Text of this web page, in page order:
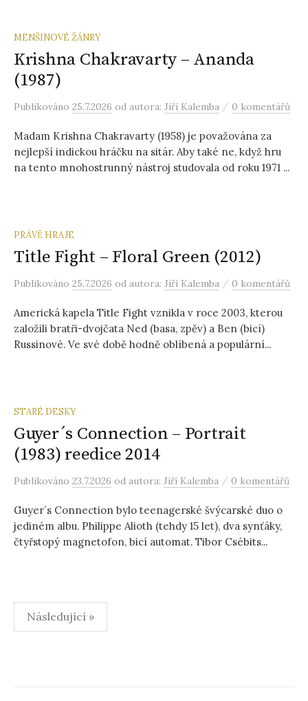
MENŠINOVÉ ŽÁNRY
Krishna Chakravarty – Ananda
(1987)
Publikováno 25.7.2026 od autora: Jiří Kalemba / 0 komentářů
Madam Krishna Chakravarty (1958) je považována za
nejlepší indickou hráčku na sitár. Aby také ne, když hru
na tento mnohostrunný nástroj studovala od roku 1971 ...
PRÁVĚ HRAJE
Title Fight – Floral Green (2012)
Publikováno 25.7.2026 od autora: Jiří Kalemba / 0 komentářů
Americká kapela Title Fight vznikla v roce 2003, kterou
založili bratři-dvojčata Ned (basa, zpěv) a Ben (bicí)
Russinové. Ve své době hodně oblíbená a populární...
STARÉ DESKY
Guyer´s Connection – Portrait
(1983) reedice 2014
Publikováno 23.7.2026 od autora: Jiří Kalemba / 0 komentářů
Guyer´s Connection bylo teenagerské švýcarské duo o
jediném albu. Philippe Alioth (tehdy 15 let), dva synťáky,
čtyřstopý magnetofon, bicí automat. Tibor Csébits...
Stránkování
příspěvků
Následující »